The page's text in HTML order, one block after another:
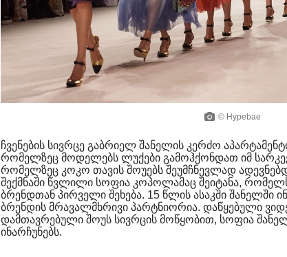
© Hypebae
ჩვენების სივრცე გაბრიელ შანელის კერძო
რომელზეც მოდელებს ლუქები გამოჰქონდათ იმ
რომელზეც კოკო თავის შოუებს შეუმჩნევლად
შექმნაში წვლილი სოფია კოპოლამაც შეიტანა,
ბრენდთან პირველი შეხება. 15 წლის ასაკში შანელში
ბრენდის მრავალმხრივი პარტნიორია. დაწყებული
დამთავრებული შოუს სივრცის მოწყობით, სოფია
ინარჩუნებს.